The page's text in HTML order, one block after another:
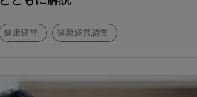
健康経営 健康経営調査